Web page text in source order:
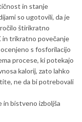
in stanje
so ugotovili, da je
štirikratno
trikratno povečanje
s fosforilacijo
procese, ki potekajo
kalorij, zato lahko
ne da bi potrebovali
in bistveno izboljša